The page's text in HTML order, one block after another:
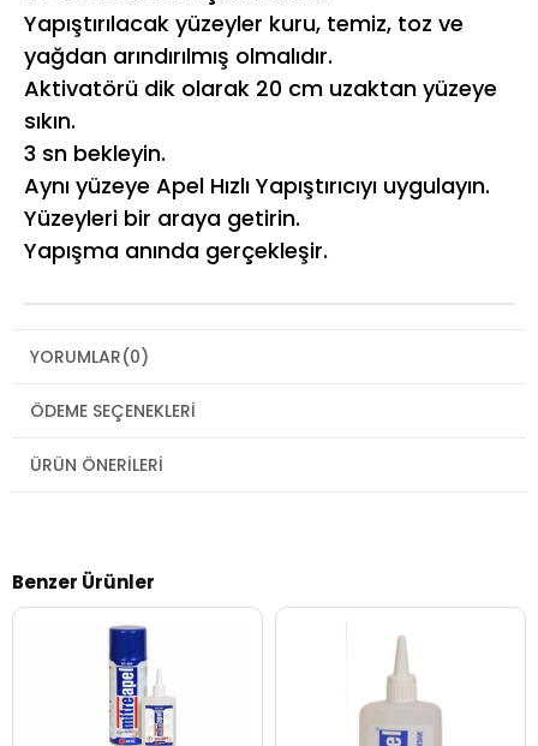
Yapıştırılacak yüzeyler kuru, temiz, toz ve
yağdan arındırılmış olmalıdır.
Aktivatörü dik olarak 20 cm uzaktan yüzeye
sıkın.
3 sn bekleyin.
Aynı yüzeye Apel Hızlı Yapıştırıcıyı uygulayın.
Yüzeyleri bir araya getirin.
Yapışma anında gerçekleşir.
YORUMLAR(0)
ÖDEME SEÇENEKLERI
ÜRÜN ÖNERILERI
Benzer Ürünler